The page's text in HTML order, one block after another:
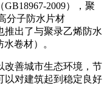
2009），聚
分子防水片材
推出了与聚录乙烯防水
卷材）。
改善城市生态环境，节
以对建筑起到稳定良好